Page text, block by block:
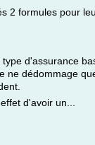
2 formules pour
d'assurance
ne dédommage
d'avoir un...